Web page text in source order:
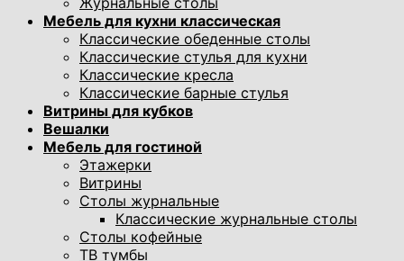
Мебель для кухни классическая
Классические обеденные столы
Классические стулья для кухни
Классические кресла
Классические барные стулья
Витрины для кубков
Вешалки
Мебель для гостиной
Этажерки
Витрины
Столы журнальные
Классические журнальные столы
Столы кофейные
ТВ тумбы